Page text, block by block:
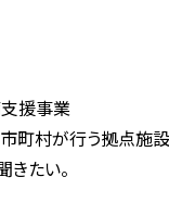
援事業
が行う拠点施設
たい。